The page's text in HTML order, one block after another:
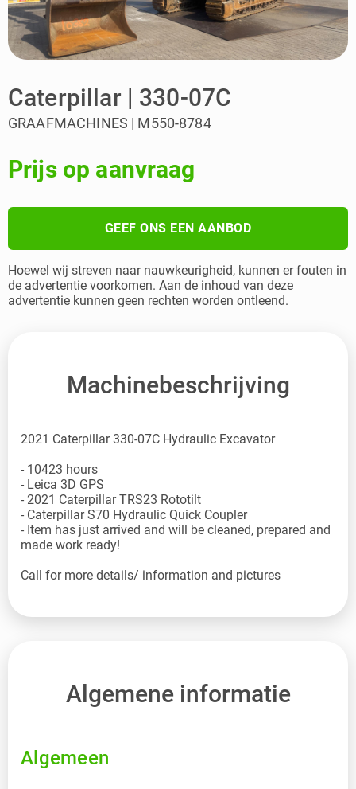
Caterpillar | 330-07C
GRAAFMACHINES | M550-8784
Prijs op aanvraag
GEEF ONS EEN AANBOD
Hoewel wij streven naar nauwkeurigheid, kunnen er fouten in
de advertentie voorkomen. Aan de inhoud van deze
advertentie kunnen geen rechten worden ontleend.
Machinebeschrijving
2021 Caterpillar 330-07C Hydraulic Excavator
- 10423 hours
- Leica 3D GPS
- 2021 Caterpillar TRS23 Rototilt
- Caterpillar S70 Hydraulic Quick Coupler
- Item has just arrived and will be cleaned, prepared and
made work ready!
Call for more details/ information and pictures
Algemene informatie
Algemeen